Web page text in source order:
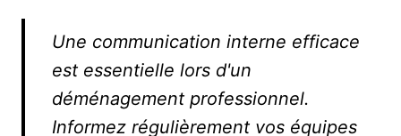
Une communication interne efficace
est essentielle lors d'un
déménagement professionnel.
Informez régulièrement vos équipes